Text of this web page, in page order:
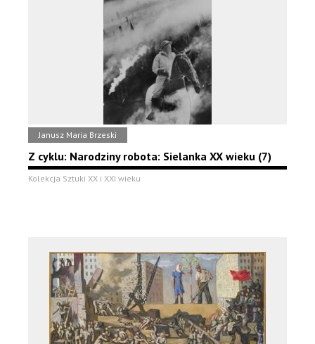
Janusz Maria Brzeski
Z cyklu: Narodziny robota: Sielanka XX wieku (7)
Kolekcja Sztuki XX i XXI wieku